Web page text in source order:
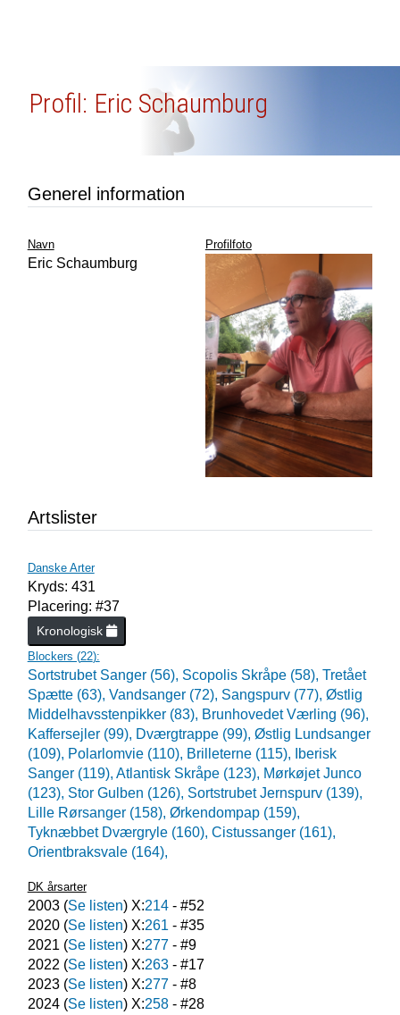
Profil: Eric Schaumburg
Generel information
Navn
Eric Schaumburg
Profilfoto
Artslister
Danske Arter
Kryds: 431
Placering: #37
Kronologisk
Blockers (22):
Sortstrubet Sanger (56), Scopolis Skråpe (58), Tretået
Spætte (63), Vandsanger (72), Sangspurv (77), Østlig
Middelhavsstenpikker (83), Brunhovedet Værling (96),
Kaffersejler (99), Dværgtrappe (99), Østlig Lundsanger
(109), Polarlomvie (110), Brilleterne (115),
Iberisk
Sanger (119), Atlantisk Skråpe (123), Mørkøjet Junco
(123), Stor Gulben (126), Sortstrubet Jernspurv (139),
Lille Rørsanger (158), Ørkendompap (159),
Tyknæbbet Dværgryle (160), Cistussanger (161),
Orientbraksvale (164),
DK årsarter
2003(Se listen) X:214- #52
2020(Se listen) X:261 - #35
2021 (Se listen) X:277- #9
2022 (Se listen) X:263- #17
2023(Se listen) X:277- #8
2024(Se listen) X:258- #28